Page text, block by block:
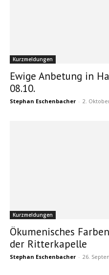
Kurzmeldungen
Ewige Anbetung in
08.10.
Stephan Eschenbacher - 2.
Kurzmeldungen
Ökumenisches
der Ritterkapelle
Stephan Eschenbacher - 26.